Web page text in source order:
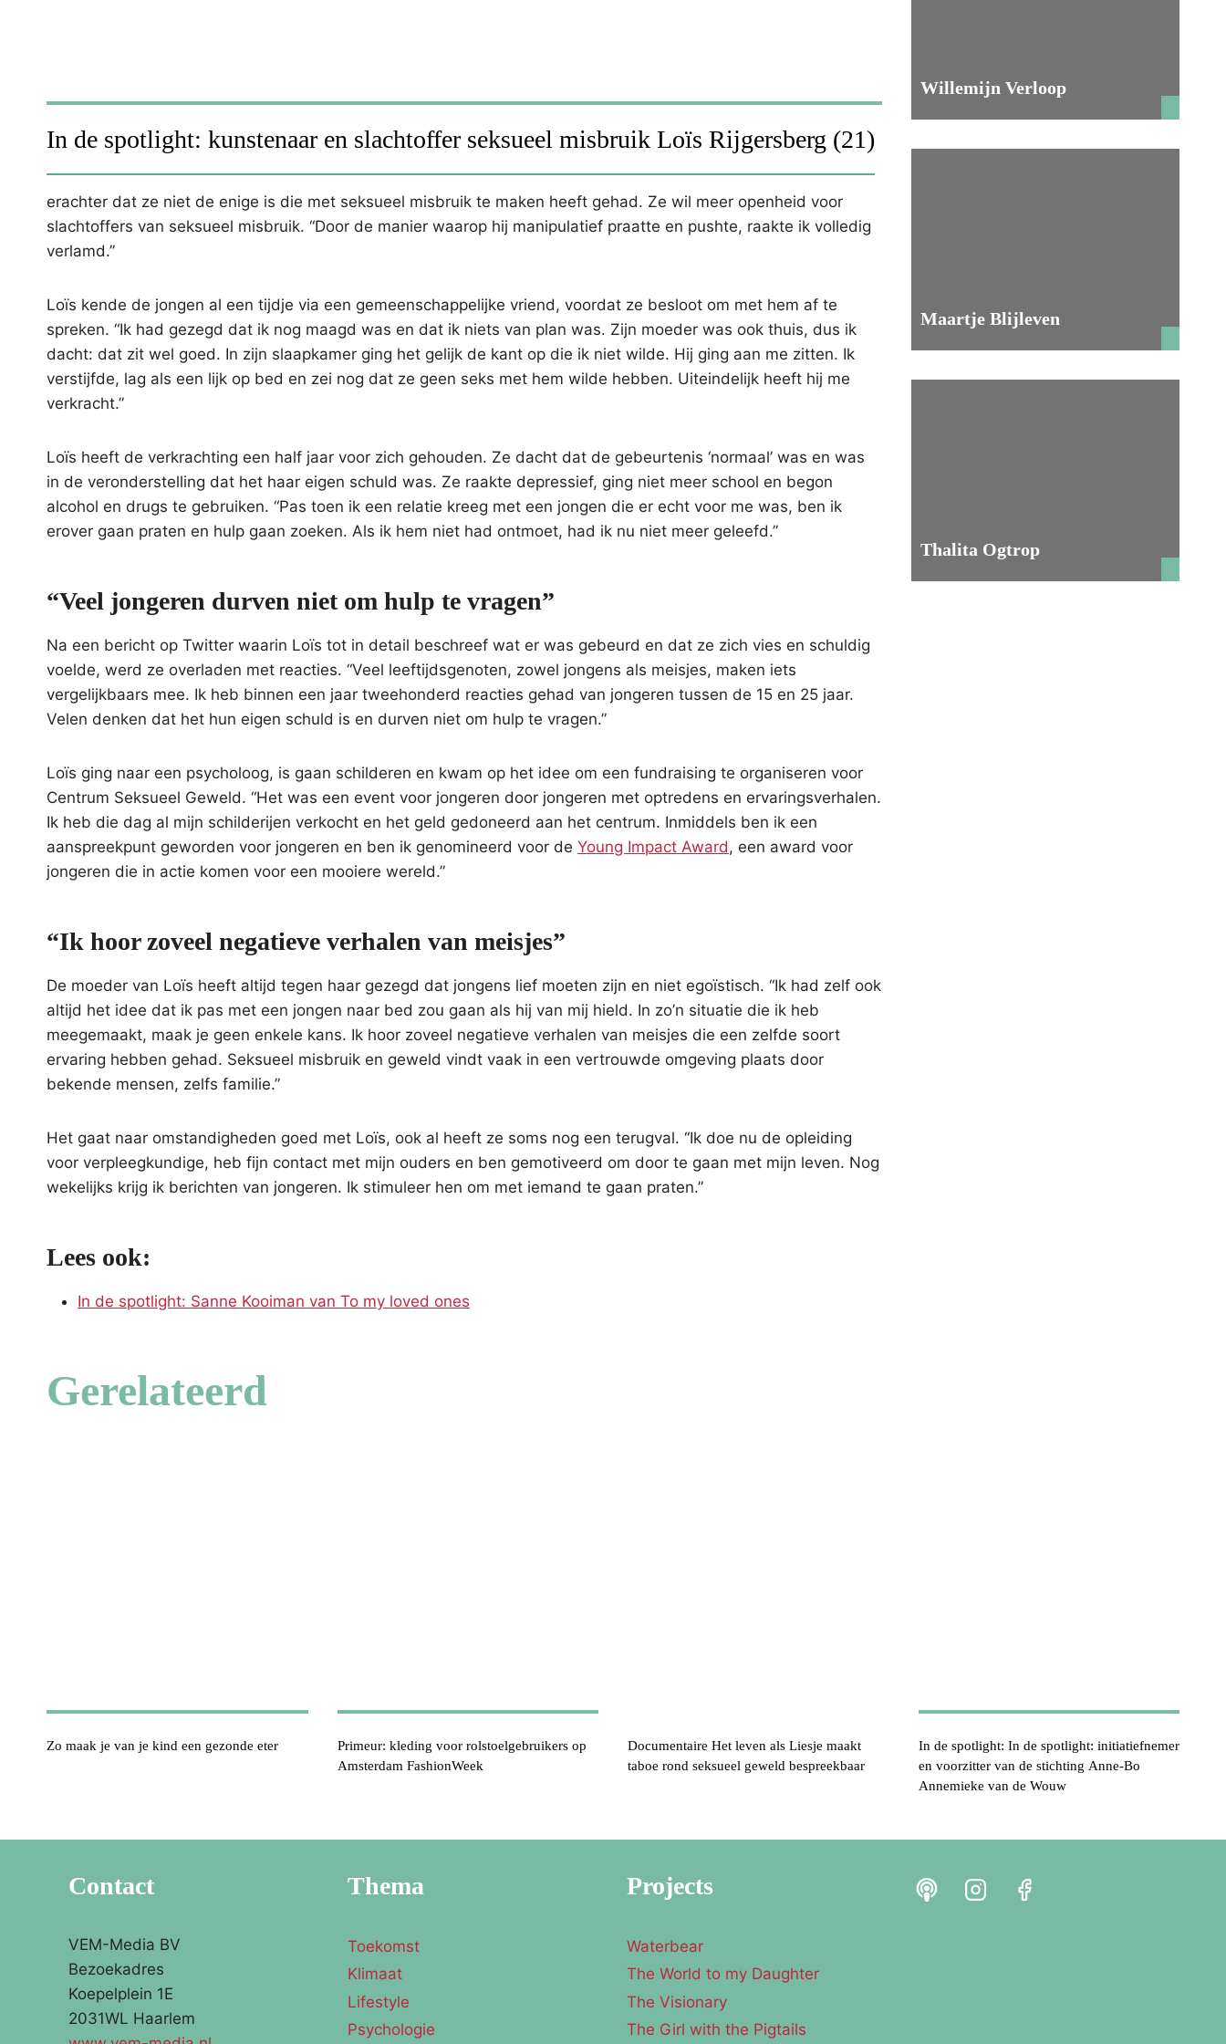
In de spotlight: kunstenaar en slachtoffer seksueel misbruik Loïs Rijgersberg (21)
erachter dat ze niet de enige is die met seksueel misbruik te maken heeft gehad. Ze wil meer openheid voor
slachtoffers van seksueel misbruik. “Door de manier waarop hij manipulatief praatte en pushte, raakte ik volledig
verlamd.”
Loïs kende de jongen al een tijdje via een gemeenschappelijke vriend, voordat ze besloot om met hem af te
spreken. “Ik had gezegd dat ik nog maagd was en dat ik niets van plan was. Zijn moeder was ook thuis, dus ik
dacht: dat zit wel goed. In zijn slaapkamer ging het gelijk de kant op die ik niet wilde. Hij ging aan me zitten. Ik
verstijfde, lag als een lijk op bed en zei nog dat ze geen seks met hem wilde hebben. Uiteindelijk heeft hij me
verkracht.”
Loïs heeft de verkrachting een half jaar voor zich gehouden. Ze dacht dat de gebeurtenis ‘normaal’ was en was
in de veronderstelling dat het haar eigen schuld was. Ze raakte depressief, ging niet meer school en begon
alcohol en drugs te gebruiken. “Pas toen ik een relatie kreeg met een jongen die er echt voor me was, ben ik
erover gaan praten en hulp gaan zoeken. Als ik hem niet had ontmoet, had ik nu niet meer geleefd.”
“Veel jongeren durven niet om hulp te vragen”
Na een bericht op Twitter waarin Loïs tot in detail beschreef wat er was gebeurd en dat ze zich vies en schuldig
voelde, werd ze overladen met reacties. “Veel leeftijdsgenoten, zowel jongens als meisjes, maken iets
vergelijkbaars mee. Ik heb binnen een jaar tweehonderd reacties gehad van jongeren tussen de 15 en 25 jaar.
Velen denken dat het hun eigen schuld is en durven niet om hulp te vragen.”
Loïs ging naar een psycholoog, is gaan schilderen en kwam op het idee om een fundraising te organiseren voor
Centrum Seksueel Geweld. “Het was een event voor jongeren door jongeren met optredens en ervaringsverhalen.
Ik heb die dag al mijn schilderijen verkocht en het geld gedoneerd aan het centrum. Inmiddels ben ik een
aanspreekpunt geworden voor jongeren en ben ik genomineerd voor de Young Impact Award, een award voor
jongeren die in actie komen voor een mooiere wereld.”
“Ik hoor zoveel negatieve verhalen van meisjes”
De moeder van Loïs heeft altijd tegen haar gezegd dat jongens lief moeten zijn en niet egoïstisch. “Ik had zelf ook
altijd het idee dat ik pas met een jongen naar bed zou gaan als hij van mij hield. In zo’n situatie die ik heb
meegemaakt, maak je geen enkele kans. Ik hoor zoveel negatieve verhalen van meisjes die een zelfde soort
ervaring hebben gehad. Seksueel misbruik en geweld vindt vaak in een vertrouwde omgeving plaats door
bekende mensen, zelfs familie.”
Het gaat naar omstandigheden goed met Loïs, ook al heeft ze soms nog een terugval. “Ik doe nu de opleiding
voor verpleegkundige, heb fijn contact met mijn ouders en ben gemotiveerd om door te gaan met mijn leven. Nog
wekelijks krijg ik berichten van jongeren. Ik stimuleer hen om met iemand te gaan praten.”
Lees ook:
In de spotlight: Sanne Kooiman van To my loved ones
Willemijn Verloop
Maartje Blijleven
Thalita Ogtrop
Gerelateerd
Zo maak je van je kind een gezonde eter
Primeur: kleding voor rolstoelgebruikers op
Amsterdam FashionWeek
Documentaire Het leven als Liesje maakt
taboe rond seksueel geweld bespreekbaar
In de spotlight: In de spotlight: initiatiefnemer
en voorzitter van de stichting Anne-Bo
Annemieke van de Wouw
Contact
VEM-Media BV
Bezoekadres
Koepelplein 1E
2031WL Haarlem
Thema
Toekomst
Klimaat
Lifestyle
Psychologie
Projects
Waterbear
The World to my Daughter
The Visionary
The Girl with the Pigtails